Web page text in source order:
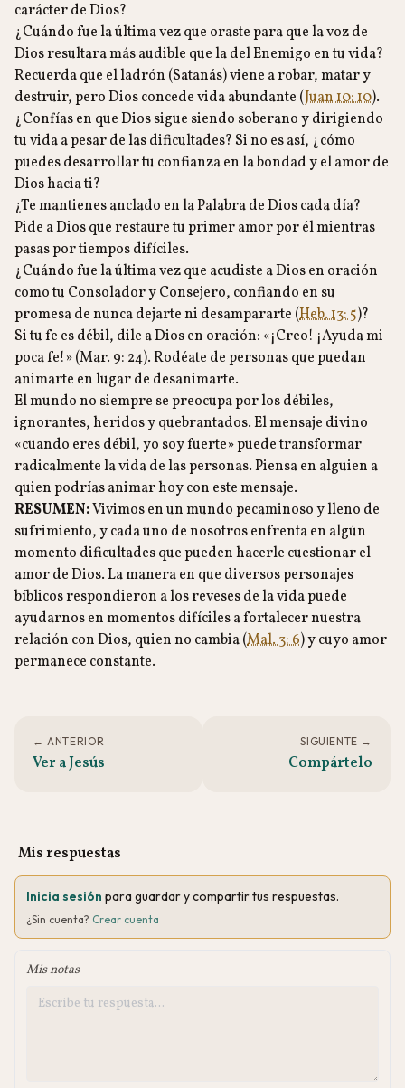
carácter de Dios?
¿Cuándo fue la última vez que oraste para que la voz de
Dios resultara más audible que la del Enemigo en tu vida?
Recuerda que el ladrón (Satanás) viene a robar, matar y
destruir, pero Dios concede vida abundante (Juan 10: 10).
¿Confías en que Dios sigue siendo soberano y dirigiendo
tu vida a pesar de las dificultades? Si no es así, ¿cómo
puedes desarrollar tu confianza en la bondad y el amor de
Dios hacia ti?
¿Te mantienes anclado en la Palabra de Dios cada día?
Pide a Dios que restaure tu primer amor por él mientras
pasas por tiempos difíciles.
¿Cuándo fue la última vez que acudiste a Dios en oración
como tu Consolador y Consejero, confiando en su
promesa de nunca dejarte ni desampararte (Heb. 13: 5)?
Si tu fe es débil, dile a Dios en oración: «¡Creo! ¡Ayuda mi
poca fe!» (Mar. 9: 24). Rodéate de personas que puedan
animarte en lugar de desanimarte.
El mundo no siempre se preocupa por los débiles,
ignorantes, heridos y quebrantados. El mensaje divino
«cuando eres débil, yo soy fuerte» puede transformar
radicalmente la vida de las personas. Piensa en alguien a
quien podrías animar hoy con este mensaje.
RESUMEN:Vivimos en un mundo pecaminoso y lleno de
sufrimiento, y cada uno de nosotros enfrenta en algún
momento dificultades que pueden hacerle cuestionar el
amor de Dios. La manera en que diversos personajes
bíblicos respondieron a los reveses de la vida puede
ayudarnos en momentos difíciles a fortalecer nuestra
relación con Dios, quien no cambia (Mal. 3: 6) y cuyo amor
permanece constante.
← ANTERIOR
Ver a Jesús
SIGUIENTE →
Compártelo
Mis respuestas
Inicia sesión para guardar y compartir tus respuestas.
¿Sin cuenta? Crear cuenta
Mis notas